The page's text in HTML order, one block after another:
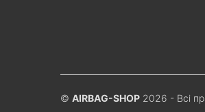
© AIRBAG-SHOP 2026 - Всі